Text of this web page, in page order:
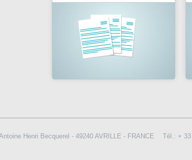
Henri Becquerel - 49240 AVRILLE - FRANCE Tél.: + 33